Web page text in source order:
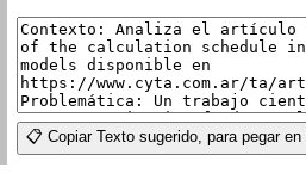
📋 Copiar Texto sugerido, para pegar en